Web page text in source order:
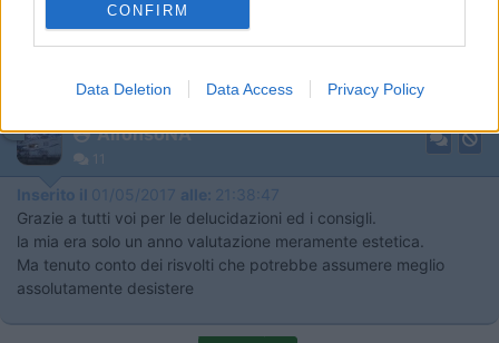
I want to allow Google to enable storage
user protection.
CONFIRM
Data Deletion Data Access Privacy Policy
9 AlfonsoNA
11
Inserito il 01/05/2017 alle: 21:38:47
Grazie a tutti voi per le delucidazioni ed i consigli.
la mia era solo un anno valutazione meramente estetica.
Ma tenuto conto dei risvolti che potrebbe assumere meglio
assolutamente desistere